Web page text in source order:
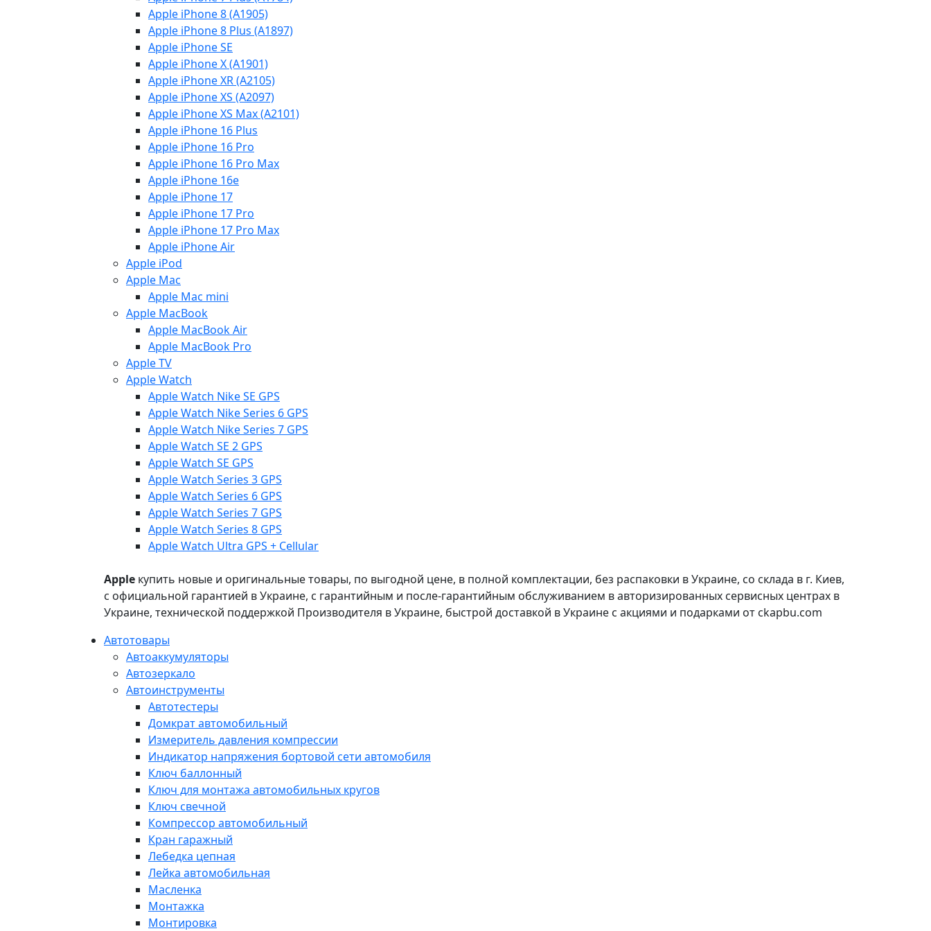
Apple iPhone 8 (A1905)
Apple iPhone 8 Plus (A1897)
Apple iPhone SE
Apple iPhone X (A1901)
Apple iPhone XR (A2105)
Apple iPhone XS (A2097)
Apple iPhone XS Max (A2101)
Apple iPhone 16 Plus
Apple iPhone 16 Pro
Apple iPhone 16 Pro Max
Apple iPhone 16e
Apple iPhone 17
Apple iPhone 17 Pro
Apple iPhone 17 Pro Max
Apple iPhone Air
Apple iPod
Apple Mac
Apple Mac mini
Apple MacBook
Apple MacBook Air
Apple MacBook Pro
Apple TV
Apple Watch
Apple Watch Nike SE GPS
Apple Watch Nike Series 6 GPS
Apple Watch Nike Series 7 GPS
Apple Watch SE 2 GPS
Apple Watch SE GPS
Apple Watch Series 3 GPS
Apple Watch Series 6 GPS
Apple Watch Series 7 GPS
Apple Watch Series 8 GPS
Apple Watch Ultra GPS + Cellular
Apple купить новые и оригинальные товары, по выгодной цене, в полной комплектации, без распаковки в Украине, со склада в г. Киев,
с официальной гарантией в Украине, с гарантийным и после-гарантийным обслуживанием в авторизированных сервисных центрах в
Украине, технической поддержкой Производителя в Украине, быстрой доставкой в Украине с акциями и подарками от ckapbu.com
Автотовары
Автоаккумуляторы
Автозеркало
Автоинструменты
Автотестеры
Домкрат автомобильный
Измеритель давления компрессии
Индикатор напряжения бортовой сети автомобиля
Ключ баллонный
Ключ для монтажа автомобильных кругов
Ключ свечной
Компрессор автомобильный
Кран гаражный
Лебедка цепная
Лейка автомобильная
Масленка
Монтажка
Монтировка